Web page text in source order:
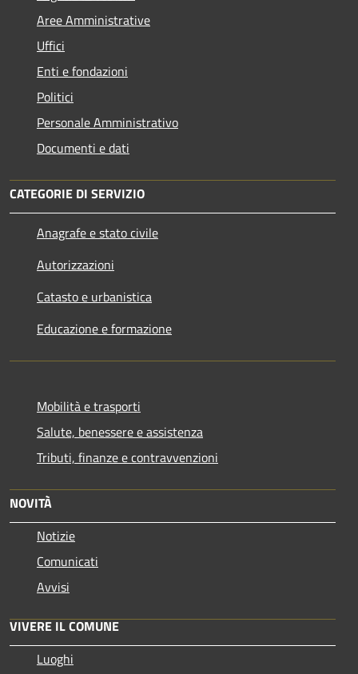
Aree Amministrative
Uffici
Enti e fondazioni
Politici
Personale Amministrativo
Documenti e dati
CATEGORIE DI SERVIZIO
Anagrafe e stato civile
Autorizzazioni
Catasto e urbanistica
Educazione e formazione
Mobilità e trasporti
Salute, benessere e assistenza
Tributi, finanze e contravvenzioni
NOVITÀ
Notizie
Comunicati
Avvisi
VIVERE IL COMUNE
Luoghi